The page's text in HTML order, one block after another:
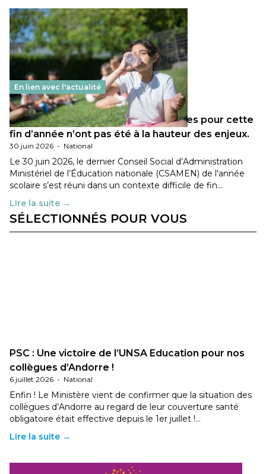
En lien avec l'actualité
Les décisions ministérielles attendues pour cette
fin d’année n’ont pas été à la hauteur des enjeux.
30 juin 2026 - National
Le 30 juin 2026, le dernier Conseil Social d’Administration
Ministériel de l’Éducation nationale (CSAMEN) de l'année
scolaire s’est réuni dans un contexte difficile de fin…
Lire la suite →
SÉLECTIONNÉS POUR VOUS
PSC : Une victoire de l’UNSA Education pour nos
collègues d’Andorre !
6 juillet 2026 - National
Enfin ! Le Ministère vient de confirmer que la situation des
collègues d’Andorre au regard de leur couverture santé
obligatoire était effective depuis le 1er juillet !…
Lire la suite →